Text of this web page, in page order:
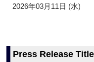
2026年03月11日 (水)
Press Release